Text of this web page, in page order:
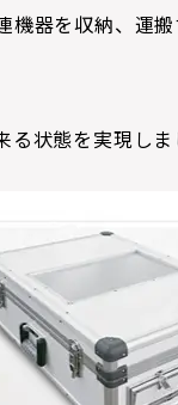
機器を収納、運
状態を実現しま